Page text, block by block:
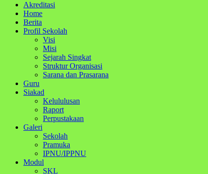
Akreditasi
Home
Berita
Profil Sekolah
Visi
Misi
Sejarah Singkat
Struktur Organisasi
Sarana dan Prasarana
Guru
Siakad
Kelululusan
Raport
Perpustakaan
Galeri
Sekolah
Pramuka
IPNU/IPPNU
Modul
SKL